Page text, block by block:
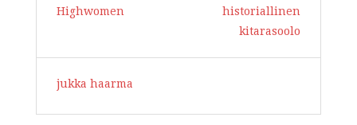
Highwomen
historiallinen
kitarasoolo
jukka haarma